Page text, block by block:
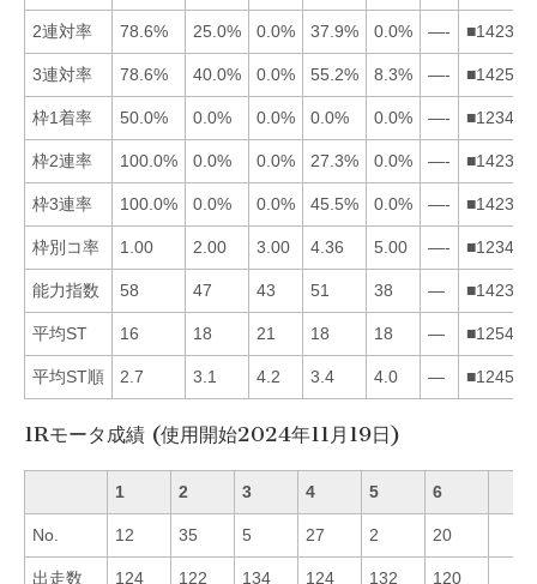
2連対率 78.6% 25.0% 0.0% 37.9% 0.0% —- ■142356
3連対率 78.6% 40.0% 0.0% 55.2% 8.3% —- ■142536
枠1着率 50.0% 0.0% 0.0% 0.0% 0.0% —- ■123456
枠2連率 100.0% 0.0% 0.0% 27.3% 0.0% —- ■142356
枠3連率 100.0% 0.0% 0.0% 45.5% 0.0% —- ■142356
枠別コ率 1.00 2.00 3.00 4.36 5.00 —- ■123456
能力指数 58 47 43 51 38 — ■142356
平均ST 16 18 21 18 18 — ■125436
平均ST順 2.7 3.1 4.2 3.4 4.0 — ■124536
1Rモータ成績 (使用開始2024年11月19日)
1 2 3 4 5 6
No. 12 35 5 27 2 20
出走数 124 122 134 124 132 120